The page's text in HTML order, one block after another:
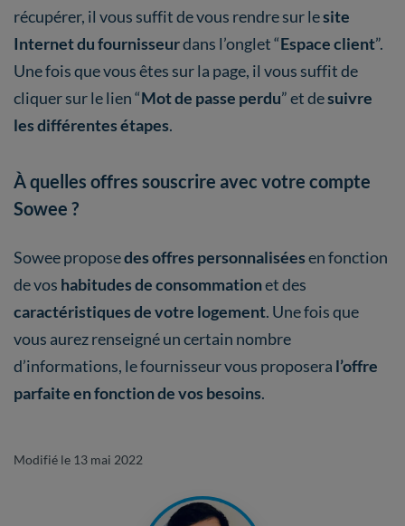
récupérer, il vous suffit de vous rendre sur lesite
Internet du fournisseurdans l’onglet “Espace client”.
Une fois que vous êtes sur la page, il vous suffit de
cliquer sur le lien “Mot de passe perdu” et desuivre
les différentes étapes.
À quelles offres souscrire avec votre compte
Sowee ?
Sowee proposedes offres personnaliséesen fonction
de vos habitudes de consommationet des
caractéristiques de votre logement. Une fois que
vous aurez renseigné un certain nombre
d’informations, le fournisseur vous proposera l’offre
parfaite en fonction de vos besoins.
Modifié le 13 mai 2022